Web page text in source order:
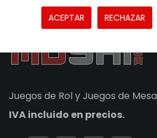
Juegos de Rol y Juegos de Mesa
IVA incluido en precios.
ACEPTAR RECHAZAR